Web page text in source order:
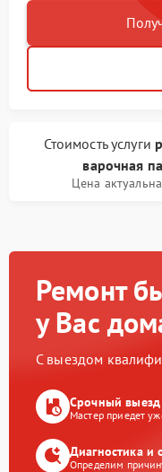
Стоимость услуги
варочная
Цена
Ремонт
у Вас
С выездом
Срочный выезд
Мастер приедет
Диагностика и
Определим